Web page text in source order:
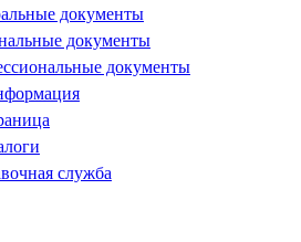
документы
документы
документы
служба